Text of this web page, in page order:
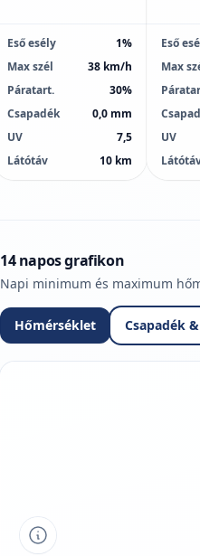
Eső esély
1%
Max szél
38 km/h
Páratart.
30%
Csapadék
0,0 mm
UV
7,5
Látótáv
10 km
Eső
Max
UV
14 napos grafikon
Napi minimum és maximum
Hőmérséklet Csapadék
Tipp a grafikon